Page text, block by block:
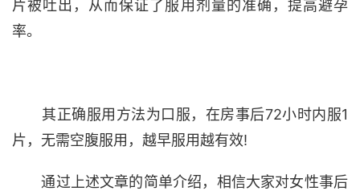
片被吐出，从而保证了服用剂量的准确，提高避孕
率。
其正确服用方法为口服，在房事后72小时内服1
片，无需空腹服用，越早服用越有效!
通过上述文章的简单介绍，相信大家对女性事后